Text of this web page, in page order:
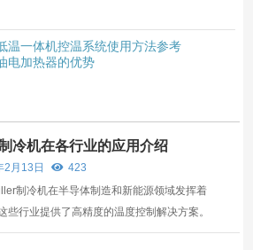
温一体机控温系统使用方法参考
电加热器的优势
冷机在各行业的应用介绍
2月13日
423
制冷机在半导体制造和新能源领域发挥着
些行业提供了高精度的温度控制解决方案。